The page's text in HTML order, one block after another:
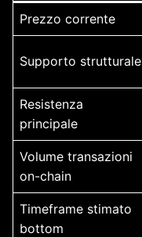
Prezzo corrente
Supporto strutturale
Resistenza
principale
Volume transazioni
on-chain
Timeframe stimato
bottom